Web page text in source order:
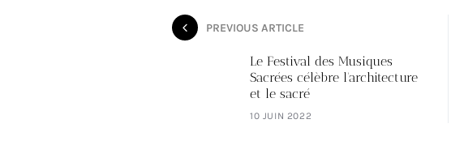
PREVIOUS ARTICLE
Le Festival des Musiques
Sacrées célèbre l'architecture
et le sacré
10 JUIN 2022